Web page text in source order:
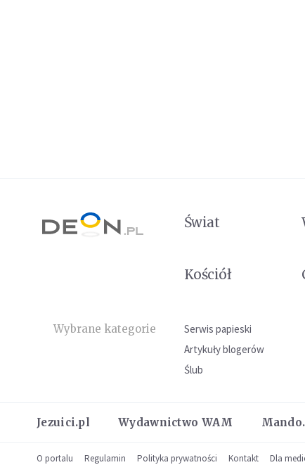
Świat
Kościół
Wybrane kategorie Serwis papieski
Artykuły blogerów
Ślub
Jezuici.pl Wydawnictwo WAM
O portalu Regulamin Polityka prywatności Kontakt Dla